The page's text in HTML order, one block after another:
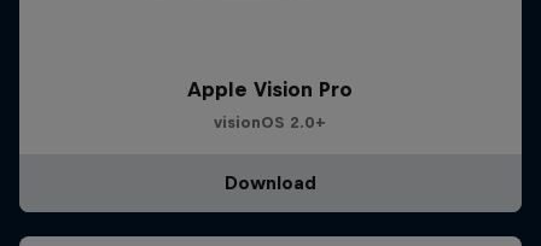
Apple Vision Pro
visionOS 2.0+
Download